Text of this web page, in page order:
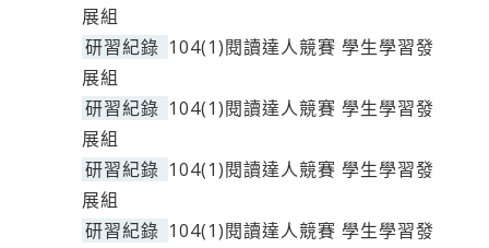
展組
研習紀錄 104(1)閱讀達人競賽 學生學習發
展組
研習紀錄 104(1)閱讀達人競賽 學生學習發
展組
研習紀錄 104(1)閱讀達人競賽 學生學習發
展組
研習紀錄 104(1)閱讀達人競賽 學生學習發